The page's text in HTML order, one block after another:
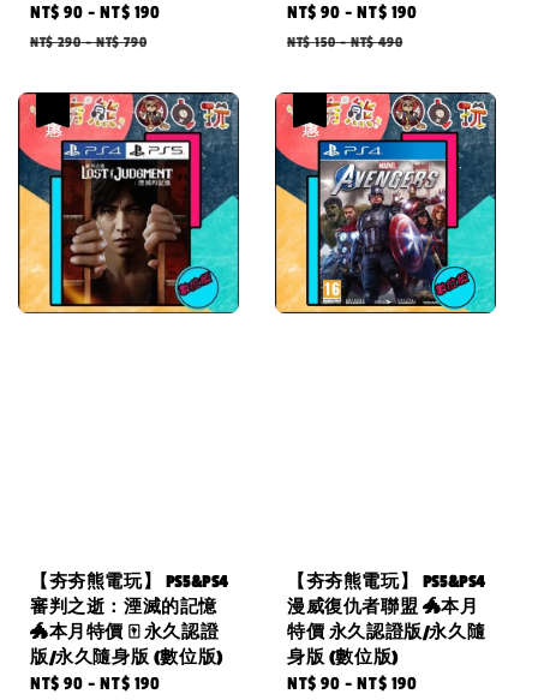
Sale
price
NT$ 90 -NT$ 190
NT$ 290-NT$ 790
Sale
price
NT$ 90 -NT$ 190
NT$ 150-NT$ 490
【夯夯熊電玩】 PS5&PS4
審判之逝：湮滅的記憶
🐲本月特價 🀄 永久認證
版/永久隨身版 (數位版)
Sale
NT$ 90 -NT$ 190
【夯夯熊電玩】 PS5&PS4
漫威復仇者聯盟 🐲本月
特價 永久認證版/永久隨
身版 (數位版)
Sale
NT$ 90 -NT$ 190